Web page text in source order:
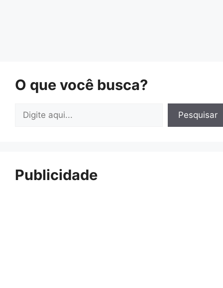
O que você busca?
Pesquisar
Pesquisar
Publicidade